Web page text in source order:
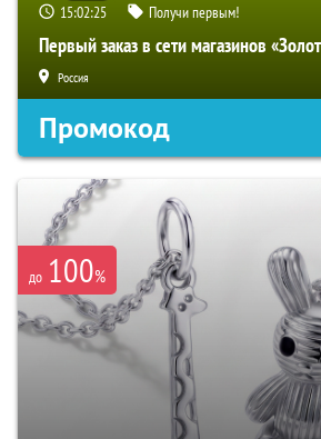
15:02:24 Получи первым!
Первый заказ в сети магазинов
Россия
Промокод
до 100%